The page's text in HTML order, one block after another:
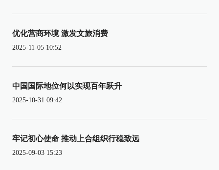
优化营商环境 激发文旅消费
2025-11-05 10:52
中国国际地位何以实现百年跃升
2025-10-31 09:42
牢记初心使命 推动上合组织行稳致远
2025-09-03 15:23